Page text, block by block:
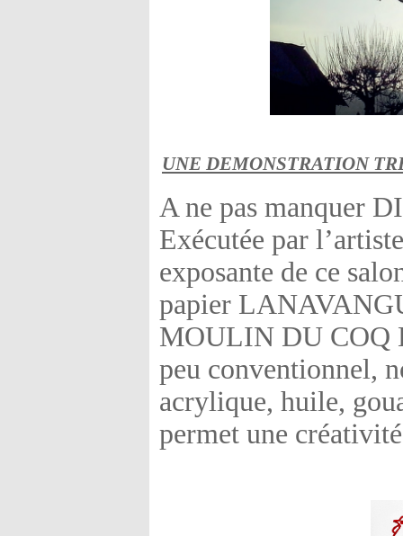
UNE DEMONSTRATION
A ne pas manquer
Exécutée par
exposante de ce
papier
MOULIN DU COQ
peu conventionnel,
acrylique, huile,
permet une